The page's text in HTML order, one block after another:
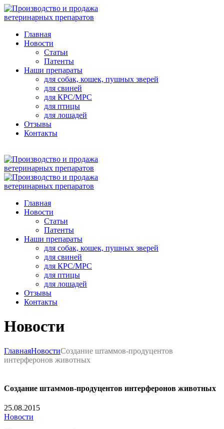
Главная
Новости
Статьи
Патенты
Наши препараты
для собак, кошек, пушных зверей
для свиней
для КРС/МРС
для птицы
для лошадей
Отзывы
Контакты
Главная
Новости
Статьи
Патенты
Наши препараты
для собак, кошек, пушных зверей
для свиней
для КРС/МРС
для птицы
для лошадей
Отзывы
Контакты
Новости
ГлавнаяНовостиСоздание штаммов-продуцентов
интерферонов животных
Создание штаммов-продуцентов интерферонов животных
25.08.2015
Новости